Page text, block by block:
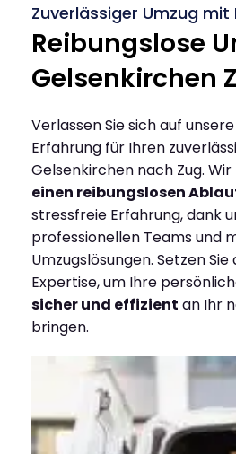
Zuverlässiger Umzug mit
Reibungslose
Gelsenkirchen
Verlassen Sie sich auf
Erfahrung für Ihren
Gelsenkirchen nach Zug. Wir
einen reibungslosen
stressfreie Erfahrung, dank
professionellen Teams und
Umzugslösungen. Setzen
Expertise, um Ihre
sicher und effizient an Ihr
bringen.